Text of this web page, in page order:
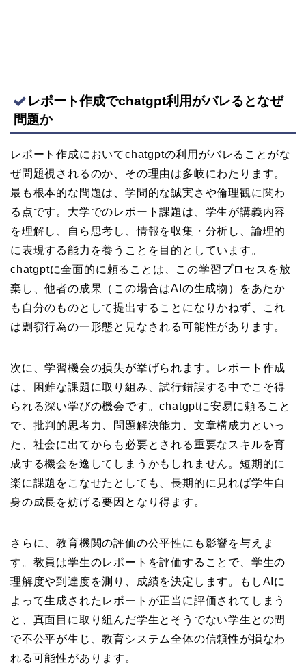
レポート作成でchatgpt利用がバレるとなぜ
問題か
レポート作成においてchatgptの利用がバレることがな
ぜ問題視されるのか、その理由は多岐にわたります。
最も根本的な問題は、学問的な誠実さや倫理観に関わ
る点です。大学でのレポート課題は、学生が講義内容
を理解し、自ら思考し、情報を収集・分析し、論理的
に表現する能力を養うことを目的としています。
chatgptに全面的に頼ることは、この学習プロセスを放
棄し、他者の成果（この場合はAIの生成物）をあたか
も自分のものとして提出することになりかねず、これ
は剽窃行為の一形態と見なされる可能性があります。
次に、学習機会の損失が挙げられます。レポート作成
は、困難な課題に取り組み、試行錯誤する中でこそ得
られる深い学びの機会です。chatgptに安易に頼ること
で、批判的思考力、問題解決能力、文章構成力といっ
た、社会に出てからも必要とされる重要なスキルを育
成する機会を逸してしまうかもしれません。短期的に
楽に課題をこなせたとしても、長期的に見れば学生自
身の成長を妨げる要因となり得ます。
さらに、教育機関の評価の公平性にも影響を与えま
す。教員は学生のレポートを評価することで、学生の
理解度や到達度を測り、成績を決定します。もしAIに
よって生成されたレポートが正当に評価されてしまう
と、真面目に取り組んだ学生とそうでない学生との間
で不公平が生じ、教育システム全体の信頼性が損なわ
れる可能性があります。